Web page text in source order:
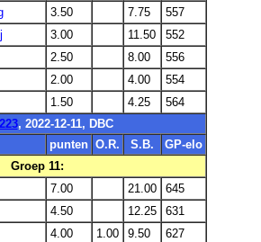
3.50 7.75
557
3.00 11.50
552
2.50 8.00
556
2.00 4.00
554
1.50 4.25
564
, 2022-12-11, DBC
punten O.R. S.B.
GP-elo
Groep 11:
7.00 21.00
645
4.50 12.25
631
4.00 1.00 9.50
627